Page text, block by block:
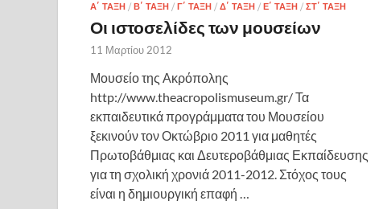
Α΄ ΤΆΞΗ / Β΄ ΤΆΞΗ / Γ΄ ΤΆΞΗ / Δ΄ ΤΆΞΗ / Ε΄ ΤΆΞΗ / ΣΤ΄ ΤΆΞΗ
Οι ιστοσελίδες των μουσείων
11 Μαρτίου 2012
Μουσείο της Ακρόπολης
http://www.theacropolismuseum.gr/ Τα
εκπαιδευτικά προγράμματα του Μουσείου
ξεκινούν τον Οκτώβριο 2011 για μαθητές
Πρωτοβάθμιας και Δευτεροβάθμιας Εκπαίδευσης
για τη σχολική χρονιά 2011-2012. Στόχος τους
είναι η δημιουργική επαφή …